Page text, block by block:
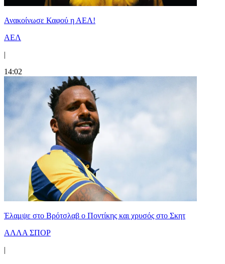
Ανακοίνωσε Καφού η ΑΕΛ!
ΑΕΛ
|
14:02
Έλαμψε στο Βρότσλαβ ο Ποντίκης και χρυσός στο Σκητ
ΑΛΛΑ ΣΠΟΡ
|